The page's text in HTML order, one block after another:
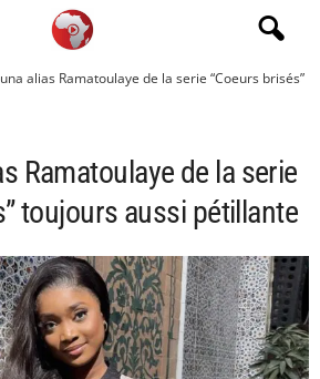
alias Ramatoulaye de la serie “Coeurs brisés”
Ramatoulaye de la serie
toujours aussi pétillante